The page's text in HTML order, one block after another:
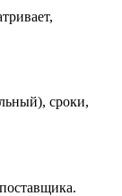
сроки,